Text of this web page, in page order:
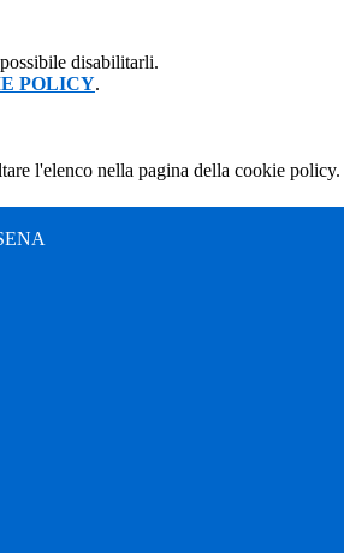
disabilitarli.
POLICY.
l'elenco nella pagina della cookie policy.